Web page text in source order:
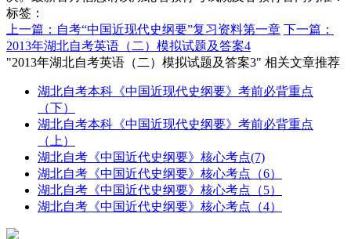
标签：
上一篇：自考“中国近现代史纲要”复习资料第一章 下一篇：
2013年湖北自考英语（二）模拟试题及答案4
"2013年湖北自考英语（二）模拟试题及答案3" 相关文章推荐
湖北自考本科《中国近现代史纲要》考前必背重点
（下）
湖北自考本科《中国近现代史纲要》考前必背重点
（上）
湖北自考《中国近代史纲要》核心考点(7)
湖北自考《中国近代史纲要》核心考点（6）
湖北自考《中国近代史纲要》核心考点（5）
湖北自考《中国近代史纲要》核心考点（4）